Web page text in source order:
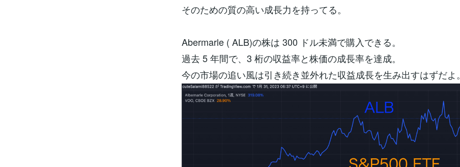
そのための質の高い成長力を持ってる。
Abermarle ( ALB)の株は 300 ドル未満で購入できる。
過去 5 年間で、3 桁の収益率と株価の成長率を達成。
今の市場の追い風は引き続き並外れた収益成長を生み出すはずだよ。